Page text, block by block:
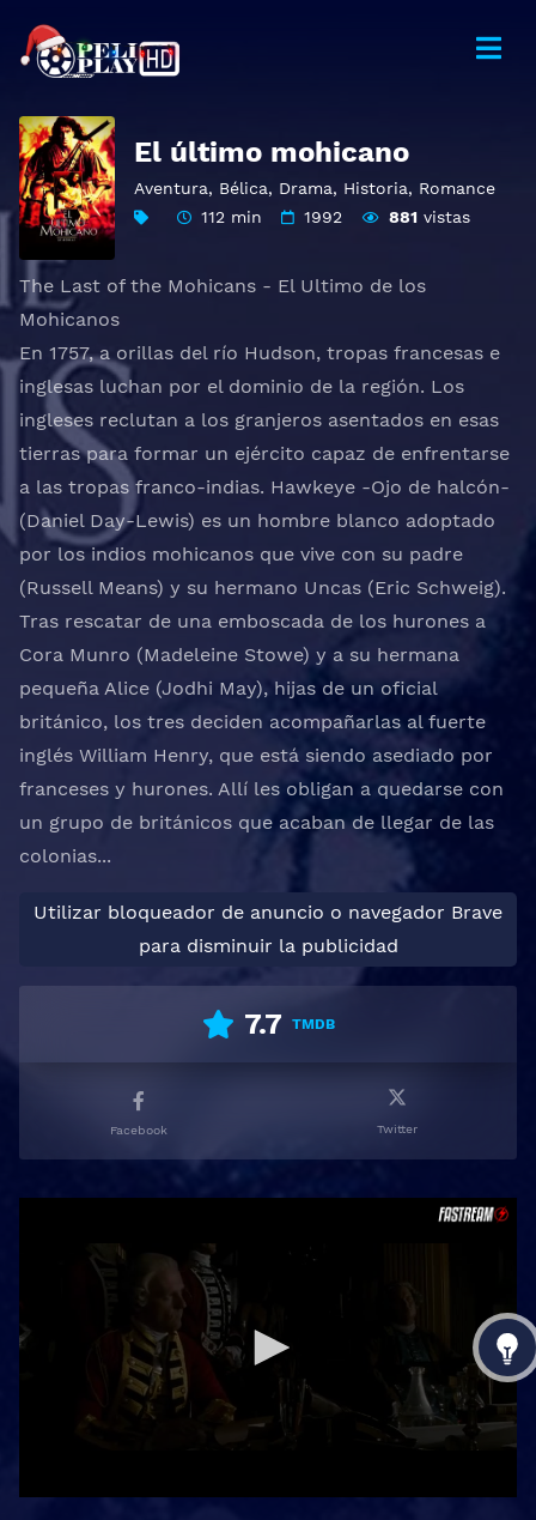
El último mohicano
Aventura, Bélica, Drama, Historia, Romance
112 min
1992 881vistas
The Last of the Mohicans - El Ultimo de los
Mohicanos
En 1757, a orillas del río Hudson, tropas francesas e
inglesas luchan por el dominio de la región. Los
ingleses reclutan a los granjeros asentados en esas
tierras para formar un ejército capaz de enfrentarse
a las tropas franco-indias. Hawkeye -Ojo de halcón-
(Daniel Day-Lewis) es un hombre blanco adoptado
por los indios mohicanos que vive con su padre
(Russell Means) y su hermano Uncas (Eric Schweig).
Tras rescatar de una emboscada de los hurones a
Cora Munro (Madeleine Stowe) y a su hermana
pequeña Alice (Jodhi May), hijas de un oficial
británico, los tres deciden acompañarlas al fuerte
inglés William Henry, que está siendo asediado por
franceses y hurones. Allí les obligan a quedarse con
un grupo de británicos que acaban de llegar de las
colonias...
Utilizar bloqueador de anuncio o navegador Brave
para disminuir la publicidad
7.7 TMDB
Facebook Twitter